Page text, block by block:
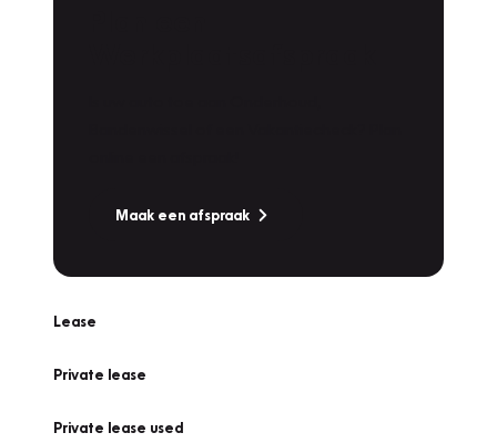
Maak een afspraak
Lease
Private lease
Private lease used